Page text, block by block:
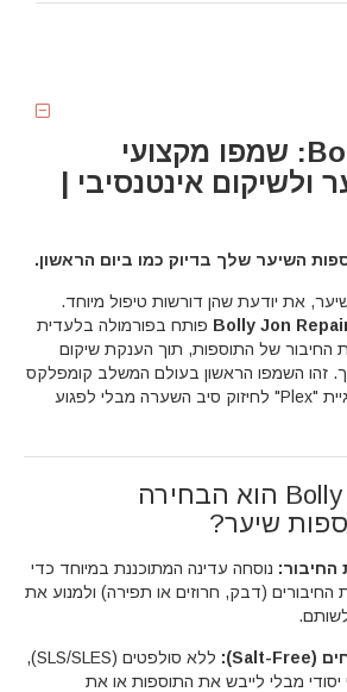
Bolly Jon No.1: שמפו מקצועי
ולשיקום אינטנסיבי |
השיער שלך בדיוק כמו ביום הראשון.
את יודעת שהן דורשות טיפול מיוחד.
Bolly Jon פותח בפורמולה בלעדית
החיבור של התוספות, תוך הענקת שיקום
זהו השמפו הראשון בעולם המשלב קומפלקס
תאי גזע צמחיים וטכנולוגיית "Plex" לחיזוק סיב השערה מבלי לפגוע
למה Bolly Jon No.1 הוא הבחירה
שיער?
החיבור: נוסחה עדינה המתוכננת במיוחד כדי
(דבק, חרוזים או תפירה) ולמנוע את
ללא סולפטים (SLS/SLES),
יסודי מבלי לייבש את התוספות או את